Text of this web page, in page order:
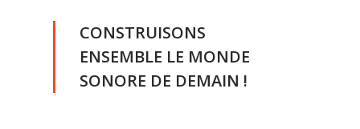
CONSTRUISONS
ENSEMBLE LE MONDE
SONORE DE DEMAIN !